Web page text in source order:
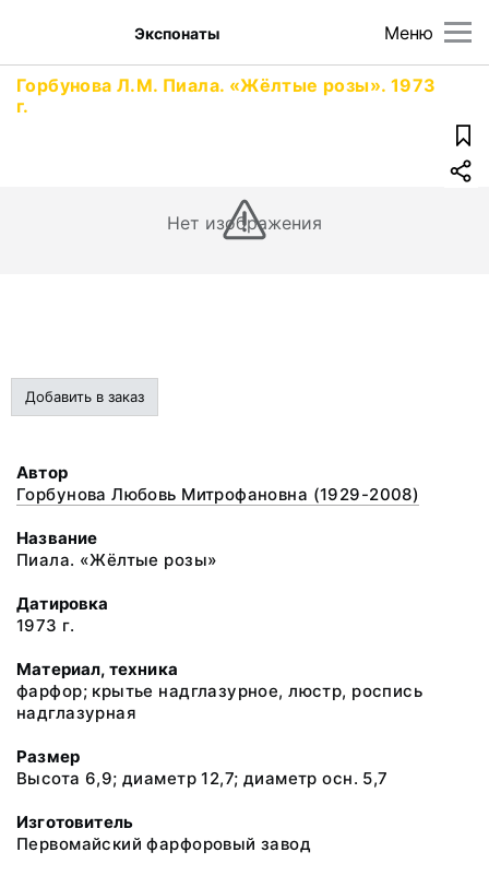
Меню
Экспонаты
Горбунова Л.М. Пиала. «Жёлтые розы». 1973
г.
Нет изображения
Добавить в заказ
Автор
Горбунова Любовь Митрофановна (1929-2008)
Название
Пиала. «Жёлтые розы»
Датировка
1973 г.
Материал, техника
фарфор; крытье надглазурное, люстр, роспись
надглазурная
Размер
Высота 6,9; диаметр 12,7; диаметр осн. 5,7
Изготовитель
Первомайский фарфоровый завод